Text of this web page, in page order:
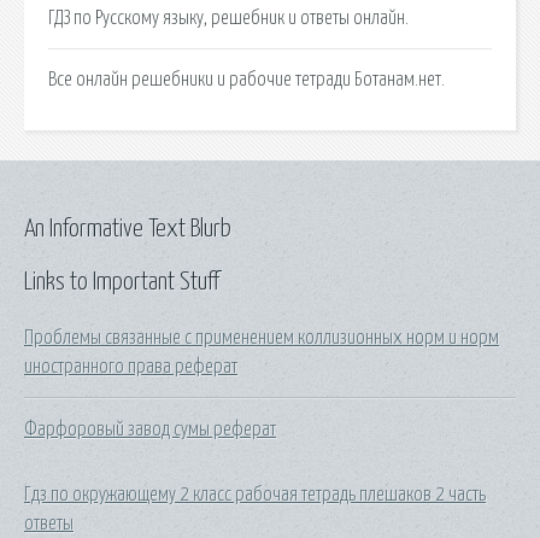
ГДЗ по Русскому языку, решебник и ответы онлайн.
Все онлайн решебники и рабочие тетради Ботанам.нет.
Links to Important Stuff
Проблемы связанные с применением коллизионных норм и норм
иностранного права реферат
Фарфоровый завод сумы реферат
Гдз по окружающему 2 класс рабочая тетрадь плешаков 2 часть
ответы
An Informative Text Blurb